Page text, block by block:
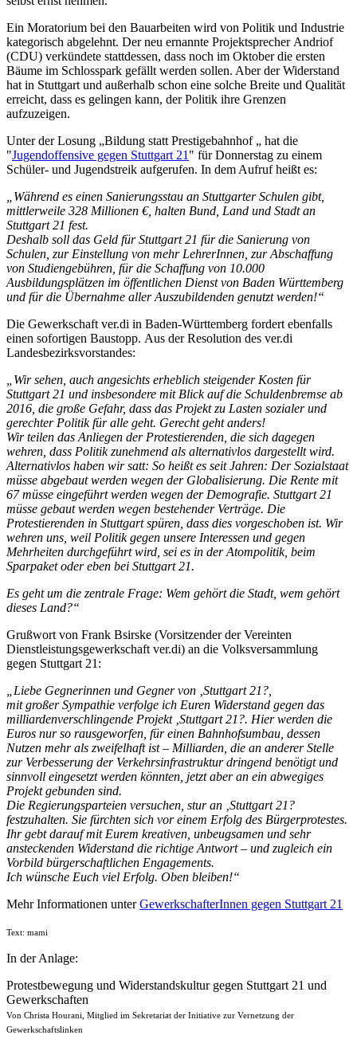
Ein Moratorium bei den Bauarbeiten wird von Politik und Industrie
kategorisch abgelehnt. Der neu ernannte Projektsprecher Andriof
(CDU) verkündete stattdessen, dass noch im Oktober die ersten
Bäume im Schlosspark gefällt werden sollen. Aber der Widerstand
hat in Stuttgart und außerhalb schon eine solche Breite und Qualität
erreicht, dass es gelingen kann, der Politik ihre Grenzen
aufzuzeigen.
Unter der Losung „Bildung statt Prestigebahnhof „ hat die
"Jugendoffensive gegen Stuttgart 21 " für Donnerstag zu einem
Schüler- und Jugendstreik aufgerufen. In dem Aufruf heißt es:
„Während es einen Sanierungsstau an Stuttgarter Schulen gibt,
mittlerweile 328 Millionen €, halten Bund, Land und Stadt an
Stuttgart 21 fest.
Deshalb soll das Geld für Stuttgart 21 für die Sanierung von
Schulen, zur Einstellung von mehr LehrerInnen, zur Abschaffung
von Studiengebühren, für die Schaffung von 10.000
Ausbildungsplätzen im öffentlichen Dienst von Baden Württemberg
und für die Übernahme aller Auszubildenden genutzt werden!“
Die Gewerkschaft ver.di in Baden-Württemberg fordert ebenfalls
einen sofortigen Baustopp. Aus der Resolution des ver.di
Landesbezirksvorstandes:
„Wir sehen, auch angesichts erheblich steigender Kosten für
Stuttgart 21 und insbesondere mit Blick auf die Schuldenbremse ab
2016, die große Gefahr, dass das Projekt zu Lasten sozialer und
gerechter Politik für alle geht. Gerecht geht anders!
Wir teilen das Anliegen der Protestierenden, die sich dagegen
wehren, dass Politik zunehmend als alternativlos dargestellt wird.
Alternativlos haben wir satt: So heißt es seit Jahren: Der Sozialstaat
müsse abgebaut werden wegen der Globalisierung. Die Rente mit
67 müsse eingeführt werden wegen der Demografie. Stuttgart 21
müsse gebaut werden wegen bestehender Verträge. Die
Protestierenden in Stuttgart spüren, dass dies vorgeschoben ist. Wir
wehren uns, weil Politik gegen unsere Interessen und gegen
Mehrheiten durchgeführt wird, sei es in der Atompolitik, beim
Sparpaket oder eben bei Stuttgart 21.
Es geht um die zentrale Frage: Wem gehört die Stadt, wem gehört
dieses Land?“
Grußwort von Frank Bsirske (Vorsitzender der Vereinten
Dienstleistungsgewerkschaft ver.di) an die Volksversammlung
gegen Stuttgart 21:
„Liebe Gegnerinnen und Gegner von ‚Stuttgart 21?,
mit großer Sympathie verfolge ich Euren Widerstand gegen das
milliardenverschlingende Projekt ‚Stuttgart 21?. Hier werden die
Euros nur so rausgeworfen, für einen Bahnhofsumbau, dessen
Nutzen mehr als zweifelhaft ist – Milliarden, die an anderer Stelle
zur Verbesserung der Verkehrsinfrastruktur dringend benötigt und
sinnvoll eingesetzt werden könnten, jetzt aber an ein abwegiges
Projekt gebunden sind.
Die Regierungsparteien versuchen, stur an ‚Stuttgart 21?
festzuhalten. Sie fürchten sich vor einem Erfolg des Bürgerprotestes.
Ihr gebt darauf mit Eurem kreativen, unbeugsamen und sehr
ansteckenden Widerstand die richtige Antwort – und zugleich ein
Vorbild bürgerschaftlichen Engagements.
Ich wünsche Euch viel Erfolg. Oben bleiben!“
Mehr Informationen unterGewerkschafterInnen gegen Stuttgart 21
Text: mami
In der Anlage:
Protestbewegung und Widerstandskultur gegen Stuttgart 21 und
Gewerkschaften
Von Christa Hourani, Mitglied im Sekretariat der Initiative zur Vernetzung der
Gewerkschaftslinken